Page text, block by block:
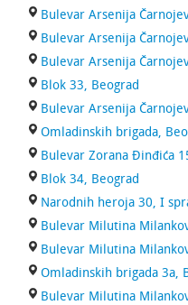
Bulevar Arsenija
Bulevar Arsenija
Bulevar Arsenija
Blok 33, Beograd
Bulevar Arsenija
Omladinskih brigada,
Bulevar Zorana Đinđića
Blok 34, Beograd
Narodnih heroja 30, I
Bulevar Milutina
Bulevar Milutina
Omladinskih brigada 3a,
Bulevar Milutina